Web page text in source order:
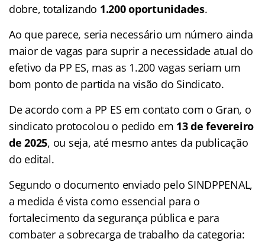
dobre, totalizando 1.200 oportunidades.
Ao que parece, seria necessário um número ainda
maior de vagas para suprir a necessidade atual do
efetivo da PP ES, mas as 1.200 vagas seriam um
bom ponto de partida na visão do Sindicato.
De acordo com a PP ES em contato com o Gran, o
sindicato protocolou o pedido em 13 de fevereiro
de 2025, ou seja, até mesmo antes da publicação
do edital.
Segundo o documento enviado pelo SINDPPENAL,
a medida é vista como essencial para o
fortalecimento da segurança pública e para
combater a sobrecarga de trabalho da categoria: